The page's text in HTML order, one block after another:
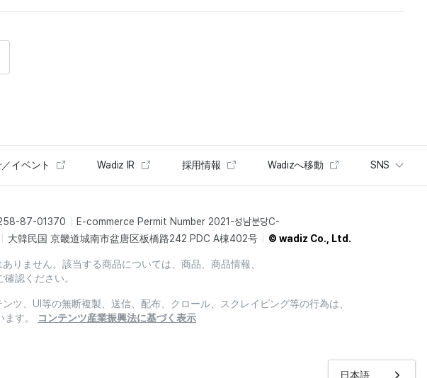
日本語
イベント Wadiz IR 採用情報 Wadizへ移動 SNS
87-01370
E-commerce Permit Number 2021-성남분당C-
大韓民国 京畿道城南市盆唐区板橋路242 PDC A棟402号 © wadiz Co., Ltd.
りません。該当する商品については、商品、商品情報、
認ください。
、UI等の無断複製、送信、配布、クロール、スクレイピング等の行為は、
す。
コンテンツ産業振興法に基づく表示